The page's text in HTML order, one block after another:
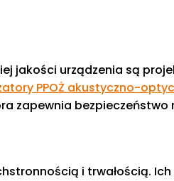
urządzenia są
PPOŻ akustyczno-
zapewnia bezpieczeństwo
i trwałością.